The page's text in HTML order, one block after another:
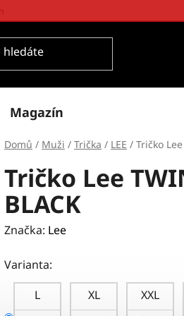
Magazín
Domů / Muži / Trička / LEE / Tričko Lee
Tričko Lee
BLACK
Značka: Lee
Varianta:
L
XL XXL